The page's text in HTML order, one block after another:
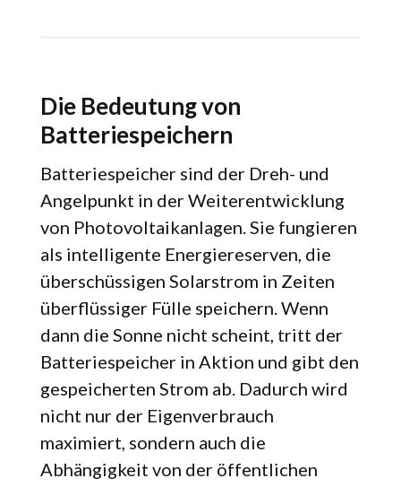
Die Bedeutung von
Batteriespeichern
Batteriespeicher sind der Dreh- und
Angelpunkt in der Weiterentwicklung
von Photovoltaikanlagen. Sie fungieren
als intelligente Energiereserven, die
überschüssigen Solarstrom in Zeiten
überflüssiger Fülle speichern. Wenn
dann die Sonne nicht scheint, tritt der
Batteriespeicher in Aktion und gibt den
gespeicherten Strom ab. Dadurch wird
nicht nur der Eigenverbrauch
maximiert, sondern auch die
Abhängigkeit von der öffentlichen